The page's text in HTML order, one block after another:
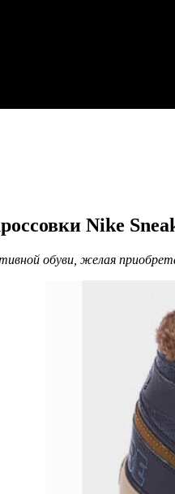
Nike
обуви, желая